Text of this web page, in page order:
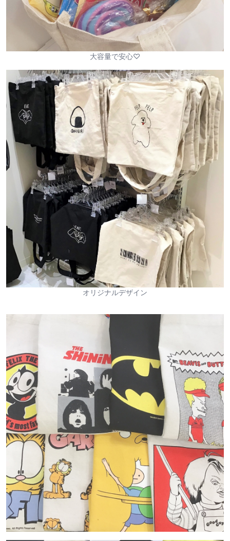
大容量で安心♡
オリジナルデザイン